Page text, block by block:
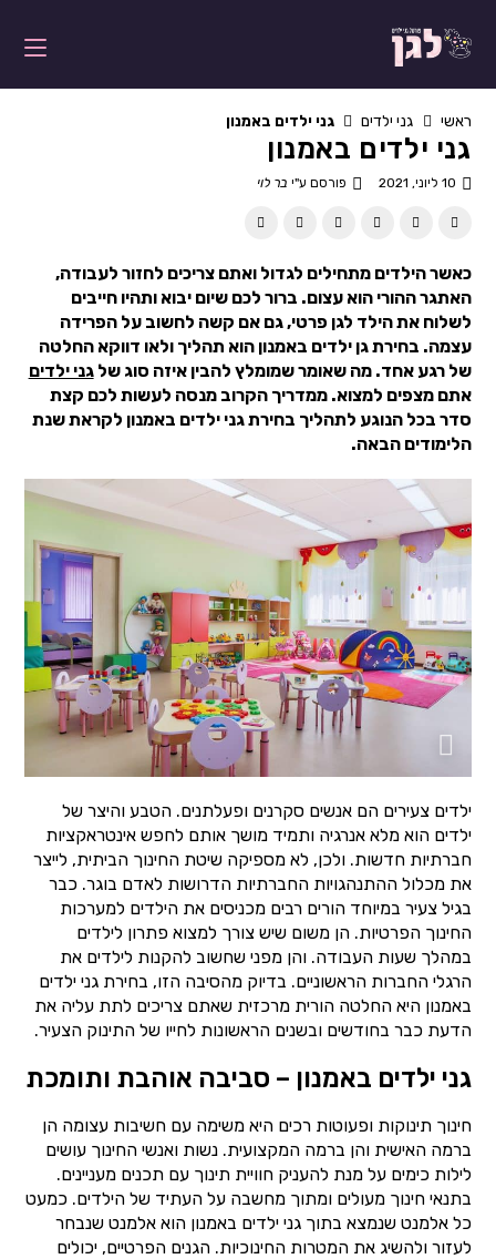
ראשי גני ילדים גני ילדים באמנון
גני ילדים באמנון
10 ליוני, 2021 פורסם ע"י בר לוי
כאשר הילדים מתחילים לגדול ואתם צריכים לחזור לעבודה,
האתגר ההורי הוא עצום. ברור לכם שיום יבוא ותהיו חייבים
לשלוח את הילד לגן פרטי, גם אם קשה לחשוב על הפרידה
עצמה. בחירת גן ילדים באמנון הוא תהליך ולאו דווקא החלטה
של רגע אחד. מה שאומר שמומלץ להבין איזה סוג שלגני ילדים
אתם מצפים למצוא. ממדריך הקרוב מנסה לעשות לכם קצת
סדר בכל הנוגע לתהליך בחירת גני ילדים באמנון לקראת שנת
הלימודים הבאה.
ילדים צעירים הם אנשים סקרנים ופעלתנים. הטבע והיצר של
ילדים הוא מלא אנרגיה ותמיד מושך אותם לחפש אינטראקציות
חברתיות חדשות. ולכן, לא מספיקה שיטת החינוך הביתית, לייצר
את מכלול ההתנהגויות החברתיות הדרושות לאדם בוגר. כבר
בגיל צעיר במיוחד הורים רבים מכניסים את הילדים למערכות
החינוך הפרטיות. הן משום שיש צורך למצוא פתרון לילדים
במהלך שעות העבודה. והן מפני שחשוב להקנות לילדים את
הרגלי החברות הראשוניים. בדיוק מהסיבה הזו, בחירת גני ילדים
באמנון היא החלטה הורית מרכזית שאתם צריכים לתת עליה את
הדעת כבר בחודשים ובשנים הראשונות לחייו של התינוק הצעיר.
גני ילדים באמנון – סביבה אוהבת ותומכת
חינוך תינוקות ופעוטות רכים היא משימה עם חשיבות עצומה הן
ברמה האישית והן ברמה המקצועית. נשות ואנשי החינוך עושים
לילות כימים על מנת להעניק חוויית תינוך עם תכנים מעניינים.
בתנאי חינוך מעולים ומתוך מחשבה על העתיד של הילדים. כמעט
כל אלמנט שנמצא בתוך גני ילדים באמנון הוא אלמנט שנבחר
לעזור ולהשיג את המטרות החינוכיות. הגנים הפרטיים, יכולים